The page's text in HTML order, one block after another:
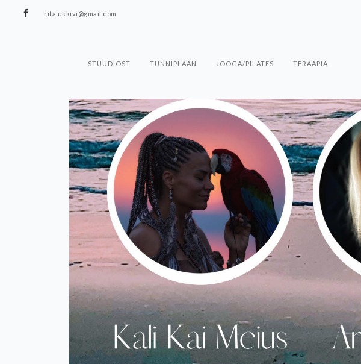
rita.ukkivi@gmail.com
STUUDIOST TUNNIPLAAN JOOGA/PILATES TERAAPIA